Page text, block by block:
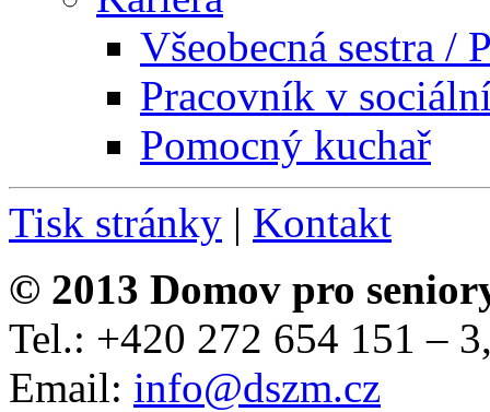
Všeobecná sestra /
Pracovník v
Pomocný kuchař
Tisk stránky | Kontakt
© 2013 Domov pro
Tel.: +420 272 654 151 –
Email: info@dszm.cz